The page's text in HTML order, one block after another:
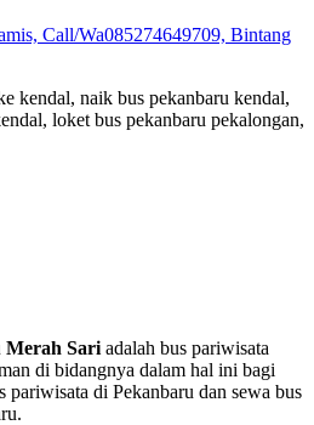
kendal, naik bus pekanbaru kendal,
loket bus pekanbaru pekalongan,
Merah Sari adalah bus pariwisata
di bidangnya dalam hal ini bagi
pariwisata di Pekanbaru dan sewa bus